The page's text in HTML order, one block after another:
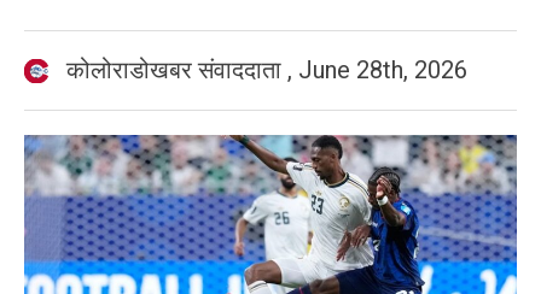
कोलोराडोखबर संवाददाता , June 28th, 2026